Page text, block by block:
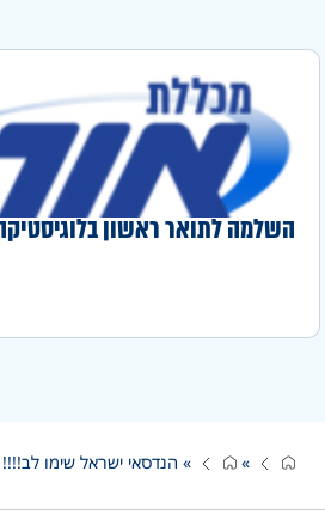
השלמה לתואר ראשון בלוגיסטיקה
»
» הנדסאי ישראל שימו לב!!!!